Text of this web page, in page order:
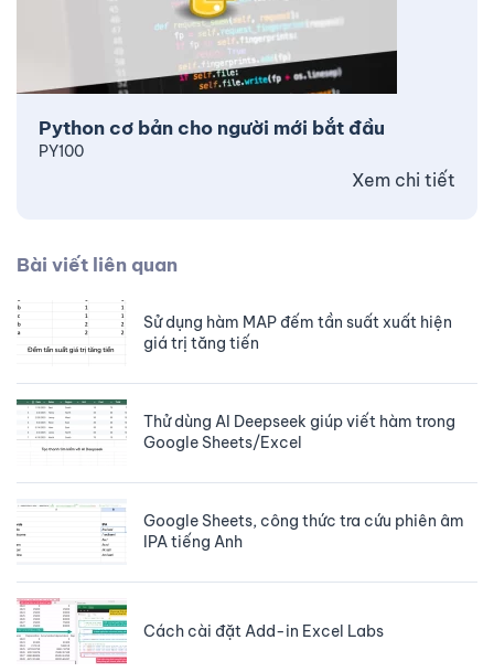
Python cơ bản cho người mới bắt đầu
PY100
Xem chi tiết
Bài viết liên quan
Sử dụng hàm MAP đếm tần suất xuất hiện
giá trị tăng tiến
Thử dùng AI Deepseek giúp viết hàm trong
Google Sheets/Excel
Google Sheets, công thức tra cứu phiên âm
IPA tiếng Anh
Cách cài đặt Add-in Excel Labs